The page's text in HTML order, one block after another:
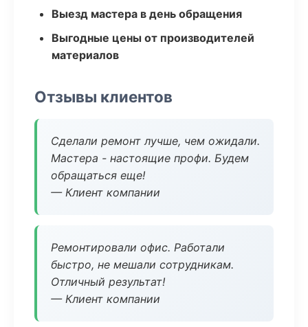
Выезд мастера в день обращения
Выгодные цены от производителей
материалов
Отзывы клиентов
Сделали ремонт лучше, чем ожидали.
Мастера - настоящие профи. Будем
обращаться еще!
— Клиент компании
Ремонтировали офис. Работали
быстро, не мешали сотрудникам.
Отличный результат!
— Клиент компании